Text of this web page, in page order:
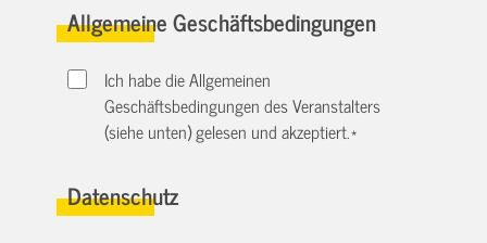
Allgemeine Geschäftsbedingungen
Ich habe die Allgemeinen
Geschäftsbedingungen des Veranstalters
(siehe unten) gelesen und akzeptiert.*
Datenschutz